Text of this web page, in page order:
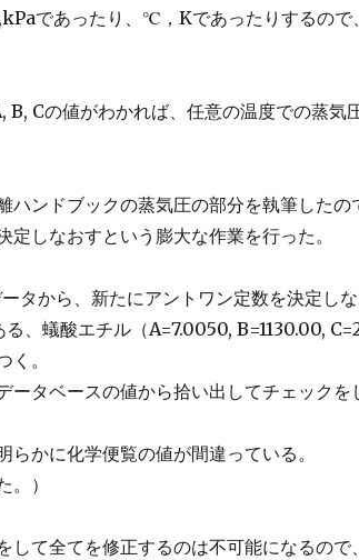
であったり、℃，Kであったりするので
Cの値がわかれば、任意の温度での蒸気
ハンドブックの蒸気圧の部分を執筆した
しなおすという膨大な作業を行った。
タから、新たにアントワン定数を決定し
、蟻酸エチル（A=7.0050, B=1130.00,
。
ータベースの値から拾い出してチェックを
かに化学便覧の値が間違っている。
。）
して全てを修正するのは不可能になるの